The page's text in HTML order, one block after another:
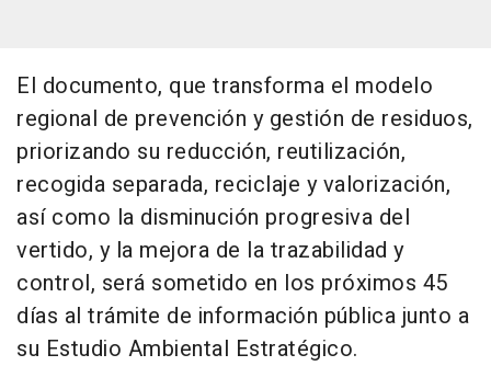
El documento, que transforma el modelo
regional de prevención y gestión de residuos,
priorizando su reducción, reutilización,
recogida separada, reciclaje y valorización,
así como la disminución progresiva del
vertido, y la mejora de la trazabilidad y
control, será sometido en los próximos 45
días al trámite de información pública junto a
su Estudio Ambiental Estratégico.